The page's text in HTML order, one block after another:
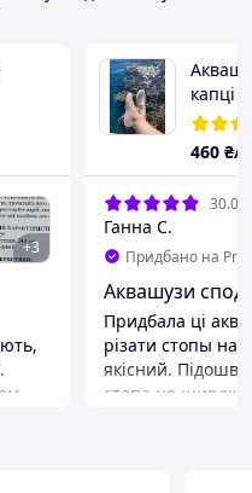
+3
капці
460 ₴/
Ганна С.
Придбано на
Аквашузи
Придбала ці
різати стопы на
якісний.
стопа не